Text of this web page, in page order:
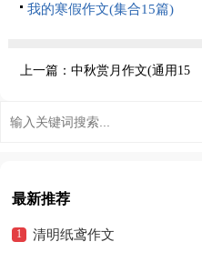
我的寒假作文(集合15篇)
上一篇： 中秋赏月作文(通用15
最新推荐
清明纸鸢作文